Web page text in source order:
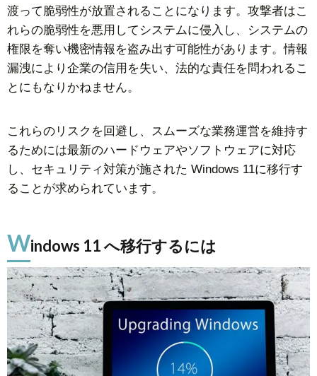
渡って脆弱性が放置されることになります。攻撃者はこ
れらの脆弱性を悪用してシステムに侵入し、システムの
権限を奪い機密情報を盗み出す可能性があります。情報
漏洩により企業の信用を失い、法的な責任を問われるこ
とにもなりかねません。
これらのリスクを回避し、スムーズな業務運営を維持す
るためには最新のハードウェアやソフトウェアに対応
し、セキュリティ対策が施された Windows 11に移行す
ることが求められています。
Windows 11 へ移行するには